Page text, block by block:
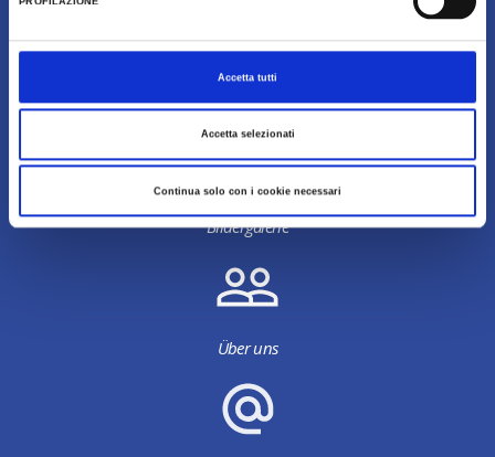
Accetta tutti
Accetta selezionati
Continua solo con i cookie necessari
Downloadbereich
Bildergalerie
Über uns